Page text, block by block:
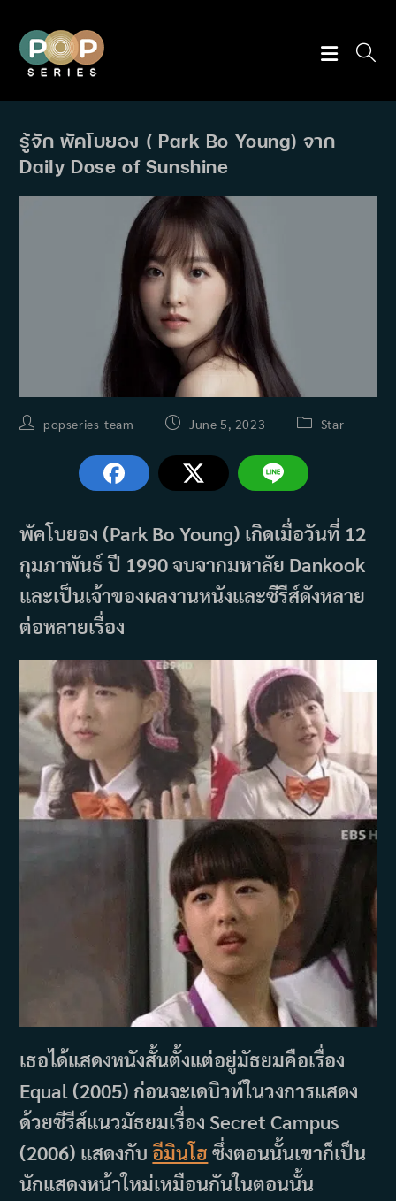
content
รู้จัก พัคโบยอง ( Park Bo Young) จาก
Daily Dose of Sunshine
Postpopseries_team
Post June 5, 2023
PostStar
พัคโบยอง (Park Bo Young) เกิดเมื่อวันที่ 12
กุมภาพันธ์ ปี 1990 จบจากมหาลัย Dankook
และเป็นเจ้าของผลงานหนังและซีรีส์ดังหลาย
ต่อหลายเรื่อง
เธอได้แสดงหนังสั้นตั้งแต่อยู่มัธยมคือเรื่อง
Equal (2005) ก่อนจะเดบิวท์ในวงการแสดง
ด้วยซีรีส์แนวมัธยมเรื่อง Secret Campus
(2006) แสดงกับ อีมินโฮ ซึ่งตอนนั้นเขาก็เป็น
นักแสดงหน้าใหม่เหมือนกันในตอนนั้น